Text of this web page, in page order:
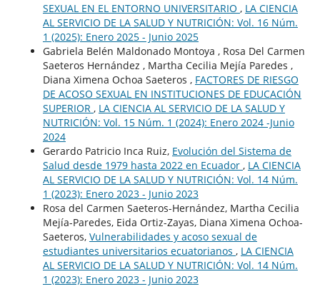
SEXUAL EN EL ENTORNO UNIVERSITARIO , LA CIENCIA
AL SERVICIO DE LA SALUD Y NUTRICIÓN: Vol. 16 Núm.
1 (2025): Enero 2025 - Junio 2025
Gabriela Belén Maldonado Montoya , Rosa Del Carmen
Saeteros Hernández , Martha Cecilia Mejía Paredes ,
Diana Ximena Ochoa Saeteros , FACTORES DE RIESGO
DE ACOSO SEXUAL EN INSTITUCIONES DE EDUCACIÓN
SUPERIOR , LA CIENCIA AL SERVICIO DE LA SALUD Y
NUTRICIÓN: Vol. 15 Núm. 1 (2024): Enero 2024 -Junio
2024
Gerardo Patricio Inca Ruiz, Evolución del Sistema de
Salud desde 1979 hasta 2022 en Ecuador , LA CIENCIA
AL SERVICIO DE LA SALUD Y NUTRICIÓN: Vol. 14 Núm.
1 (2023): Enero 2023 - Junio 2023
Rosa del Carmen Saeteros-Hernández, Martha Cecilia
Mejía-Paredes, Eida Ortiz-Zayas, Diana Ximena Ochoa-
Saeteros, Vulnerabilidades y acoso sexual de
estudiantes universitarios ecuatorianos , LA CIENCIA
AL SERVICIO DE LA SALUD Y NUTRICIÓN: Vol. 14 Núm.
1 (2023): Enero 2023 - Junio 2023